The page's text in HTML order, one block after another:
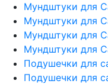
Мундштуки для
Мундштуки для
Мундштуки для
Мундштуки для
Подушечки для
Подушечки для